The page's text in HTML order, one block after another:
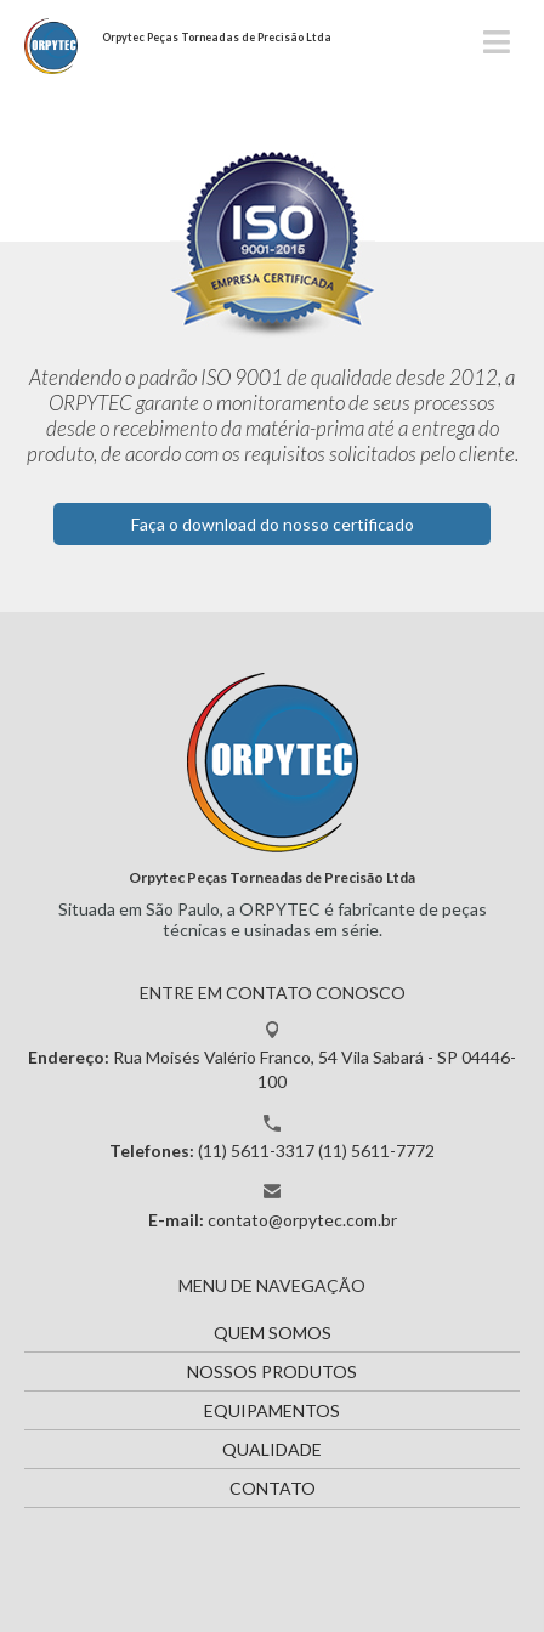
Orpytec Peças Torneadas de Precisão Ltda
Atendendo o padrão ISO 9001 de qualidade desde 2012,a
ORPYTEC garante o monitoramento de seus processos
desde orecebimento da matéria-prima até a entrega do
produto, de acordocom os requisitos solicitados pelo cliente.
Faça o download do nosso certificado
Orpytec Peças Torneadas de Precisão Ltda
Situada em São Paulo, a ORPYTEC é fabricante de peças
técnicas eusinadas em série.
ENTRE EM CONTATO CONOSCO
Endereço: Rua Moisés Valério Franco, 54Vila Sabará - SP 04446-
100
Telefones: (11) 5611-3317(11) 5611-7772
E-mail: contato@orpytec.com.br
MENU DE NAVEGAÇÃO
QUEM SOMOS
NOSSOS PRODUTOS
EQUIPAMENTOS
QUALIDADE
CONTATO